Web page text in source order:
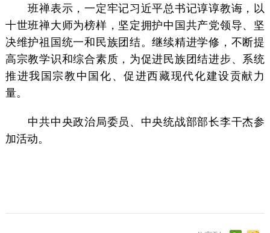
班禅表示，一定牢记习近平总书记谆谆教诲，以
十世班禅大师为榜样，坚定拥护中国共产党领导、坚
决维护祖国统一和民族团结。继续精进学修，不断提
高宗教学识和综合素质，为促进民族团结进步、系统
推进我国宗教中国化、促进西藏现代化建设贡献力
量。
中共中央政治局委员、中央统战部部长李干杰参
加活动。